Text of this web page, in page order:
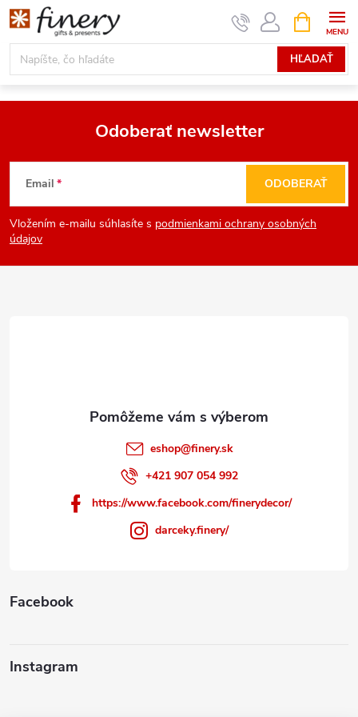
Prejsť
na
obsah
HĽADAŤ
KOŠÍK
Z
á
p
Odoberať newsletter
Email
Vložením e-mailu súhlasíte s podmienkami ochrany osobných
údajov
ODOBERAŤ
eshop@finery.sk
+421 907 054 992
https://www.facebook.com/finerydecor/
darceky.finery/
Facebook
Instagram